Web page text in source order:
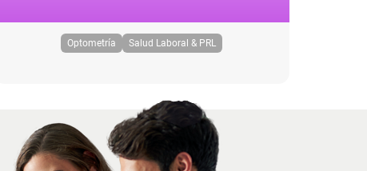
Optometría Salud Laboral & PRL